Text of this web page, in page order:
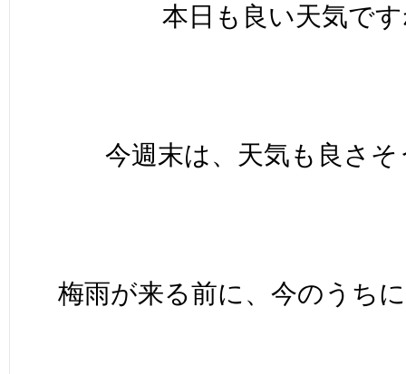
本日も良い天気で
今週末は、天気も良さ
梅雨が来る前に、今のうち